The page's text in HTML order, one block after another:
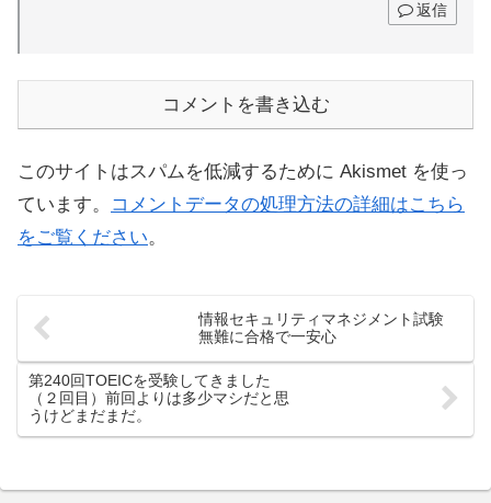
返信
コメントを書き込む
このサイトはスパムを低減するために Akismet を使っ
ています。
コメントデータの処理方法の詳細はこちら
をご覧ください。
情報セキュリティマネジメント試験
無難に合格で一安心
第240回TOEICを受験してきました
（２回目）前回よりは多少マシだと思
うけどまだまだ。